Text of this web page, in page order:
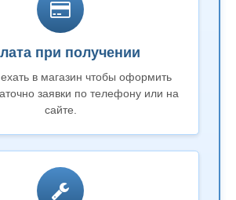
при получении
в магазин чтобы оформить
заявки по телефону или на
сайте.